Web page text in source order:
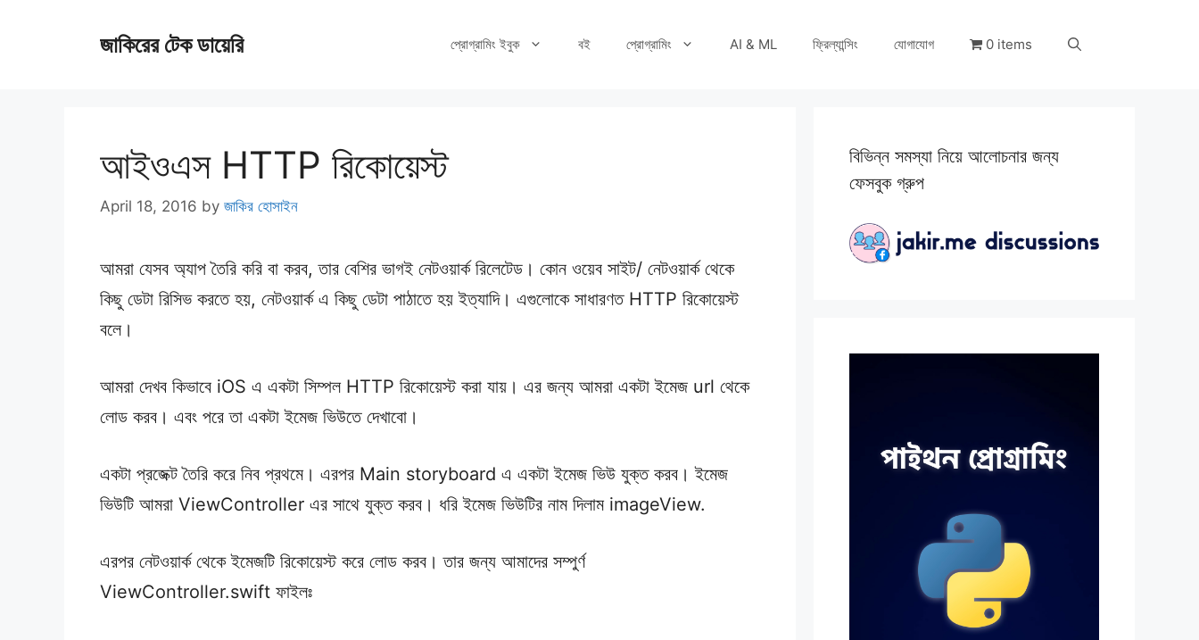
জাকিরের টেক ডায়েরি প্রোগ্রামিং ইবুক বই প্রোগ্রামিং AI & ML ফ্রিল্যান্সিং যোগাযোগ 0 items
আইওএস HTTP রিকোয়েস্ট
April 18, 2016 by জাকির হোসাইন
আমরা যেসব অ্যাপ তৈরি করি বা করব, তার বেশির ভাগই নেটওয়ার্ক রিলেটেড। কোন ওয়েব সাইট/ নেটওয়ার্ক থেকে
কিছু ডেটা রিসিভ করতে হয়, নেটওয়ার্ক এ কিছু ডেটা পাঠাতে হয় ইত্যাদি। এগুলোকে সাধারণত HTTP রিকোয়েস্ট
বলে।
আমরা দেখব কিভাবে iOS এ একটা সিম্পল HTTP রিকোয়েস্ট করা যায়। এর জন্য আমরা একটা ইমেজ url থেকে
লোড করব। এবং পরে তা একটা ইমেজ ভিউতে দেখাবো।
একটা প্রজেক্ট তৈরি করে নিব প্রথমে। এরপর Main storyboard এ একটা ইমেজ ভিউ যুক্ত করব। ইমেজ
ভিউটি আমরা ViewController এর সাথে যুক্ত করব। ধরি ইমেজ ভিউটির নাম দিলাম imageView.
এরপর নেটওয়ার্ক থেকে ইমেজটি রিকোয়েস্ট করে লোড করব। তার জন্য আমাদের সম্পুর্ণ
ViewController.swift ফাইলঃ
বিভিন্ন সমস্যা নিয়ে আলোচনার জন্য
ফেসবুক গ্রুপ